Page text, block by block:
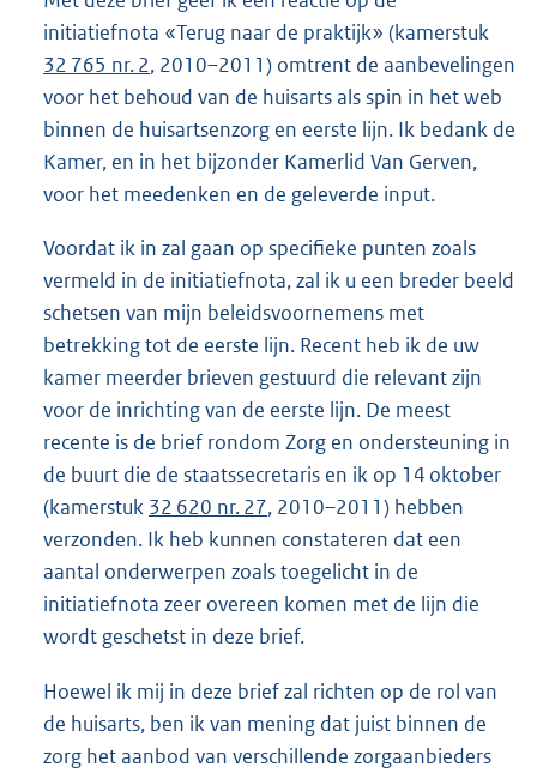
initiatiefnota «Terug naar de praktijk» (kamerstuk
32 765 nr. 2, 2010–2011) omtrent de aanbevelingen
voor het behoud van de huisarts als spin in het web
binnen de huisartsenzorg en eerste lijn. Ik bedank de
Kamer, en in het bijzonder Kamerlid Van Gerven,
voor het meedenken en de geleverde input.
Voordat ik in zal gaan op specifieke punten zoals
vermeld in de initiatiefnota, zal ik u een breder beeld
schetsen van mijn beleidsvoornemens met
betrekking tot de eerste lijn. Recent heb ik de uw
kamer meerder brieven gestuurd die relevant zijn
voor de inrichting van de eerste lijn. De meest
recente is de brief rondom Zorg en ondersteuning in
de buurt die de staatssecretaris en ik op 14 oktober
(kamerstuk 32 620 nr. 27, 2010–2011) hebben
verzonden. Ik heb kunnen constateren dat een
aantal onderwerpen zoals toegelicht in de
initiatiefnota zeer overeen komen met de lijn die
wordt geschetst in deze brief.
Hoewel ik mij in deze brief zal richten op de rol van
de huisarts, ben ik van mening dat juist binnen de
zorg het aanbod van verschillende zorgaanbieders